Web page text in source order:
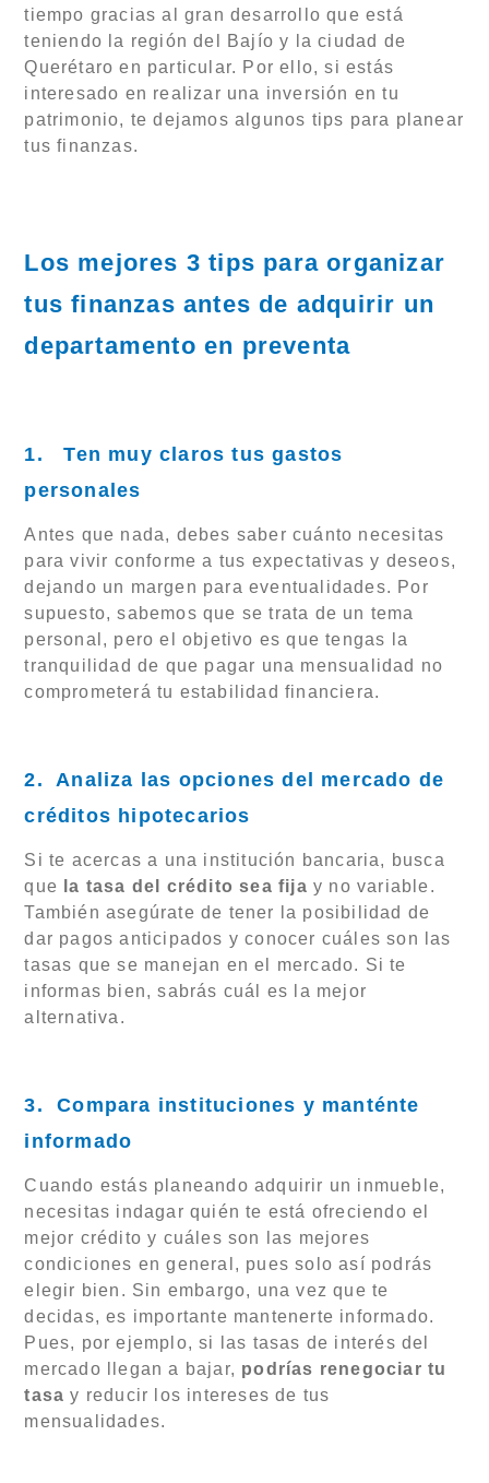
tiempo gracias al gran desarrollo que está
teniendo la región del Bajío y la ciudad de
Querétaro en particular. Por ello, si estás
interesado en realizar una inversión en tu
patrimonio, te dejamos algunos tips para planear
tus finanzas.
Los mejores 3 tips para organizar
tus finanzas antes de adquirir un
departamento en preventa
1. Ten muy claros tus gastos
personales
Antes que nada, debes saber cuánto necesitas
para vivir conforme a tus expectativas y deseos,
dejando un margen para eventualidades. Por
supuesto, sabemos que se trata de un tema
personal, pero el objetivo es que tengas la
tranquilidad de que pagar una mensualidad no
comprometerá tu estabilidad financiera.
2. Analiza las opciones del mercado de
créditos hipotecarios
Si te acercas a una institución bancaria, busca
que
la tasa del crédito sea fija y no variable.
También asegúrate de tener la posibilidad de
dar pagos anticipados y conocer cuáles son las
tasas que se manejan en el mercado. Si te
informas bien, sabrás cuál es la mejor
alternativa.
3. Compara instituciones y manténte
informado
Cuando estás planeando adquirir un inmueble,
necesitas indagar quién te está ofreciendo el
mejor crédito y cuáles son las mejores
condiciones en general, pues solo así podrás
elegir bien. Sin embargo, una vez que te
decidas, es importante mantenerte informado.
Pues, por ejemplo, si las tasas de interés del
mercado llegan a bajar, podrías renegociar tu
tasa y reducir los intereses de tus
mensualidades.